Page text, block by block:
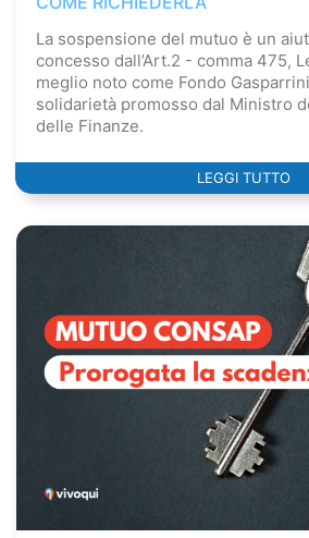
La sospensione del mutuo è un
concesso dall’Art.2 - comma 475,
meglio noto come Fondo
solidarietà promosso dal Ministro
delle Finanze.
LEGGI TUTTO